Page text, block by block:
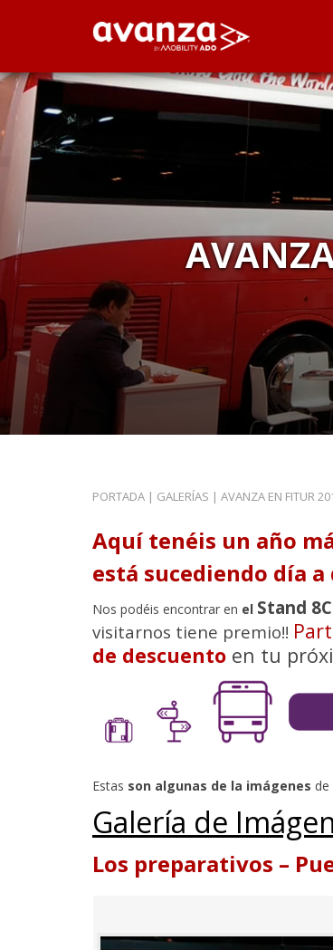
PORTADA | GALERÍAS | AVANZA EN FITUR
Aquí tenéis un año
está sucediendo día
Nos podéis encontrar en el Stand
visitarnos tiene premio!!
de descuento en tu
Estas son algunas de la imágenes
Galería de
Los preparativos –